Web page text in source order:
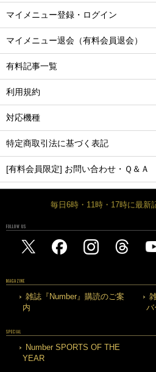
マイメニュー登録・ログイン
マイメニュー退会（有料会員退会）
有料記事一覧
利用規約
対応機種
特定商取引法に基づく表記
[有料会員限定] お問い合わせ・Ｑ＆Ａ
毎日6時・11時・17時に最新
FOLLOW US
MAGAZINE
雑誌『Number』購読のご案
内
バ
SPECIAL
Number SPORTS OF THE
YEAR